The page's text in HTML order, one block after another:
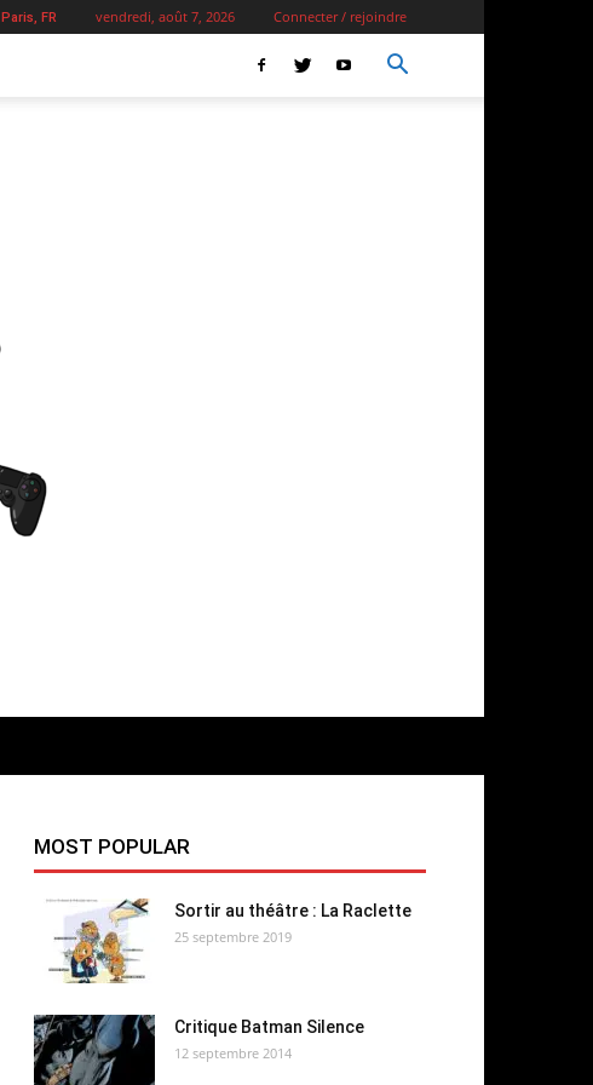
Paris, FR vendredi, août 7, 2026 Connecter / rejoindre
MOST POPULAR
Sortir au théâtre : La Raclette
25 septembre 2019
Critique Batman Silence
12 septembre 2014